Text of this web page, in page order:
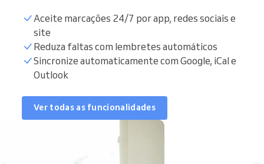
Aceite marcações 24/7 por app, redes sociais e
site
Reduza faltas com lembretes automáticos
Sincronize automaticamente com Google, iCal e
Outlook
Ver todas as funcionalidades